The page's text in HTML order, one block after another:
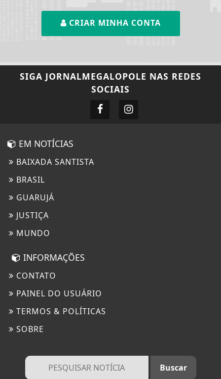
CRIAR MINHA CONTA
SIGA JORNALMEGALOPOLE NAS REDES
SOCIAIS
EM NOTÍCIAS
BAIXADA SANTISTA
BRASIL
GUARUJÁ
JUSTIÇA
MUNDO
INFORMAÇÕES
CONTATO
PAINEL DO USUÁRIO
TERMOS & POLÍTICAS
SOBRE